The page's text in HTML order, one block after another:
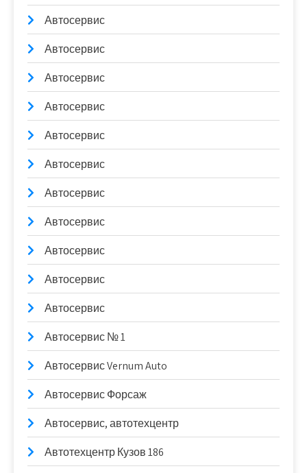
Автосервис
Автосервис
Автосервис
Автосервис
Автосервис
Автосервис
Автосервис
Автосервис
Автосервис
Автосервис
Автосервис
Автосервис № 1
Автосервис Vernum Auto
Автосервис Форсаж
Автосервис, автотехцентр
Автотехцентр Кузов 186